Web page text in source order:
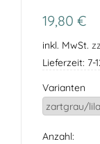
19,80 €
inkl. MwSt.
Lieferzeit: 7-
Varianten
Anzahl: